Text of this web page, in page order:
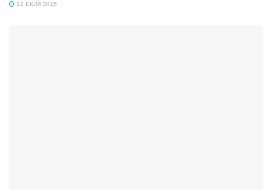
17 EKIM 2015